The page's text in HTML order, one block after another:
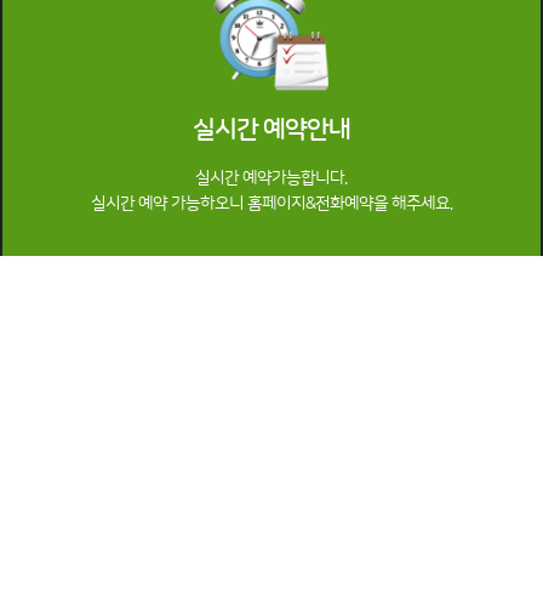
실시간 예약안내
실시간 예약가능합니다.
실시간 예약 가능하오니 홈페이지&전화예약을 해주세요.